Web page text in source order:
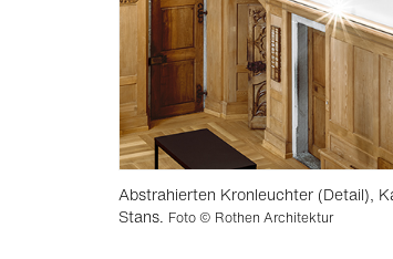
Abstrahierten Kronleuchter (Detail),
Stans. Foto © Rothen Architektur